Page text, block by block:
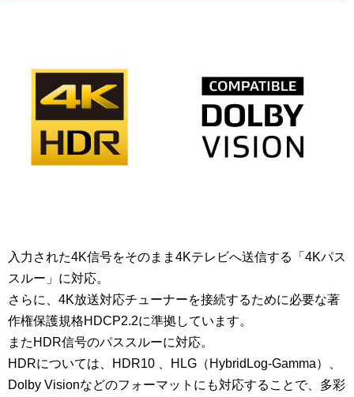
入力された4K信号をそのまま4Kテレビへ送信する「4Kパス
スルー」に対応。
さらに、4K放送対応チューナーを接続するために必要な著
作権保護規格HDCP2.2に準拠しています。
またHDR信号のパススルーに対応。
HDRについては、HDR10 、HLG（HybridLog-Gamma）、
Dolby Visionなどのフォーマットにも対応することで、多彩